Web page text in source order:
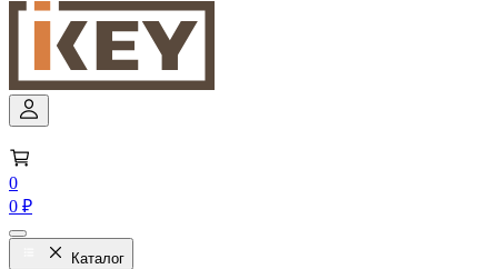
0
0 ₽
Каталог